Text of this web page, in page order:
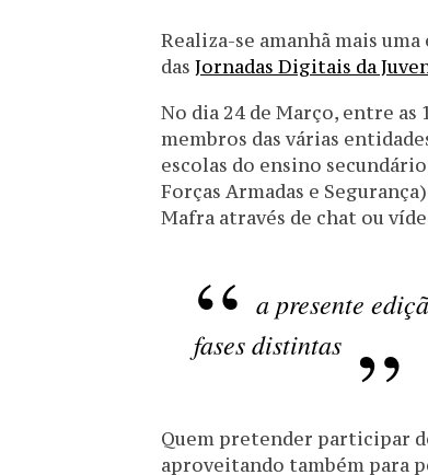
Realiza-se amanhã mais
das Jornadas Digitais da
No dia 24 de Março, entre as
membros das várias
escolas do ensino
Forças Armadas e
Mafra através de chat ou
a presente
fases distintas
Quem pretender participar
aproveitando também para